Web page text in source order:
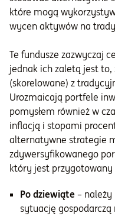
które mogą
wycen aktywów na
Te fundusze zazwyczaj
jednak ich zaletą jest
(skorelowane) z
Urozmaicają portfele
pomysłem również w
inflacją i stopami
alternatywne strategie
zdywersyfikowanego
który jest przygotowany
Po dziewiąte – należy
sytuację